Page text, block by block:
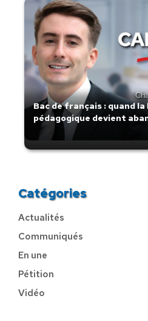
Bac de français : quand
pédagogique devient
Catégories
Actualités
Communiqués
En une
Pétition
Vidéo